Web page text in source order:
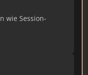
wie Session-